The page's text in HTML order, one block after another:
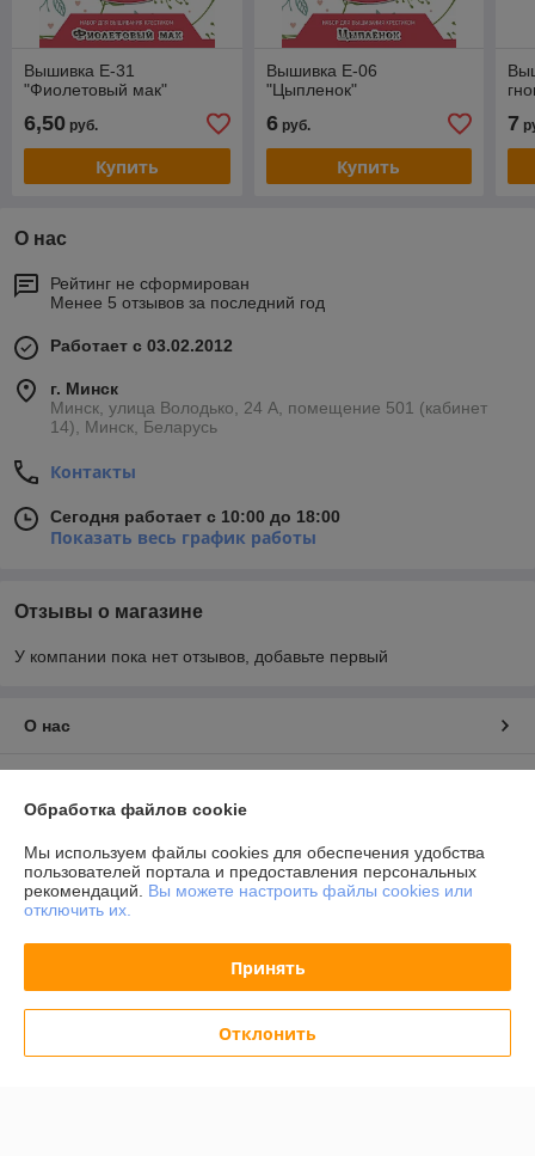
Вышивка E-31
"Фиолетовый мак"
6,50 руб.
Купить
Вышивка E-06
"Цыпленок"
6руб.
Купить
7
О нас
Рейтинг не сформирован
Менее 5 отзывов за последний год
Работает с 03.02.2012
г. Минск
Минск, улица Володько, 24 А, помещение 501 (кабинет
14), Минск, Беларусь
Контакты
Сегодня работает с 10:00 до 18:00
Показать весь график работы
Отзывы о магазине
У компании пока нет отзывов, добавьте первый
О нас
График работы
Полная версия сайта
Политика обработки cookies
Сайт создан на платформе Deal.by
Обработка файлов cookie
Мы используем файлы cookies для обеспечения удобства
пользователей портала и предоставления персональных
рекомендаций. Вы можете настроить файлы cookies или
отключить их.
Принять
Отклонить